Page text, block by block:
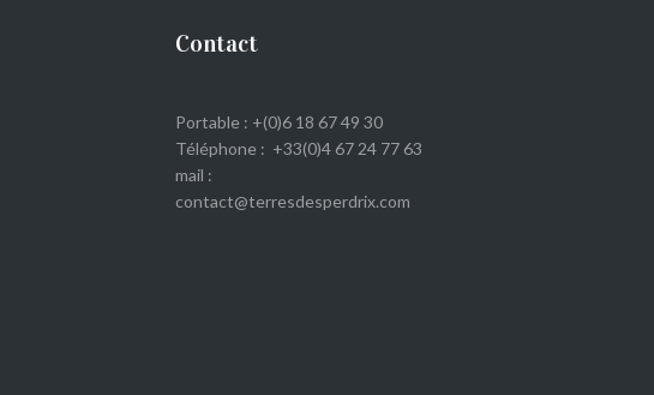
Contact
Portable : +(0)6 18 67 49 30
Téléphone : +33(0)4 67 24 77 63
mail :
contact@terresdesperdrix.com